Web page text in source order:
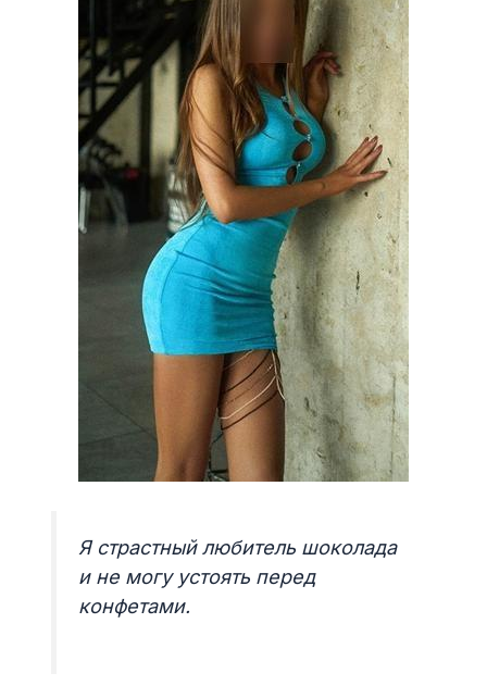
Я страстный любитель шоколада
и не могу устоять перед
конфетами.